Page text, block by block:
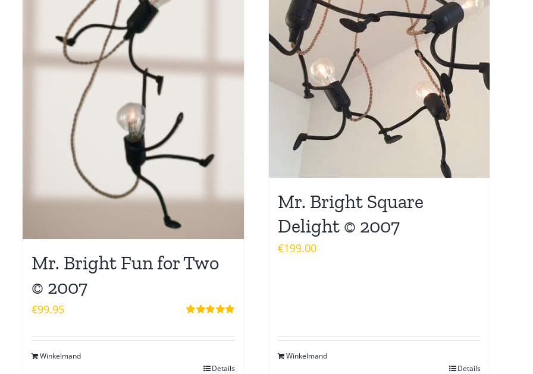
Mr. Bright Fun for Two
© 2007
€99.95
Winkelmand
Details
Mr. Bright Square
Delight © 2007
€199.00
Winkelmand
Details